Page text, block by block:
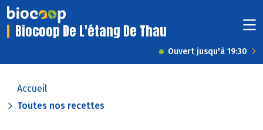
Biocoop De L'étang De Thau
Ouvert jusqu'à 19:30
Accueil
Toutes nos recettes